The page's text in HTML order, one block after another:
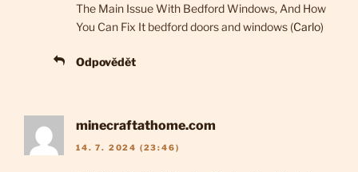
The Main Issue With Bedford Windows, And How
You Can Fix It bedford doors and windows (Carlo)
Odpovědět
minecraftathome.com
14. 7. 2024 (23:46)